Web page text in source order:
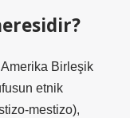
Birleşik
etnik
mestizo),